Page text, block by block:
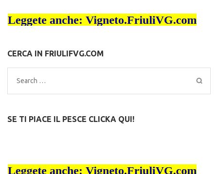
CERCA IN FRIULIFVG.COM
Search
for:
SE TI PIACE IL PESCE CLICKA QUI!